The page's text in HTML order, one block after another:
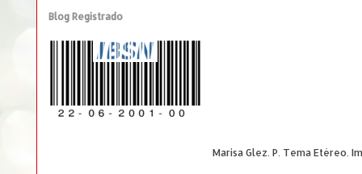
Blog Registrado
Marisa Glez. P. Tema Etéreo.